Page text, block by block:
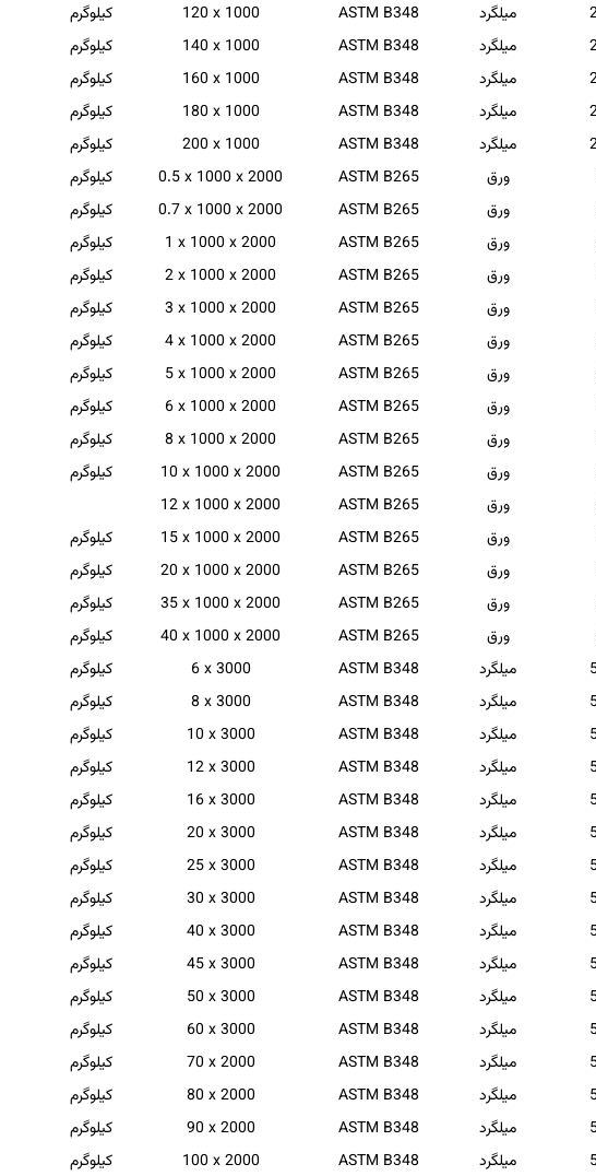
میلگرد ASTM B348
120 x 1000
کیلوگرم
میلگرد ASTM B348
140 x 1000
کیلوگرم
میلگرد ASTM B348
160 x 1000
کیلوگرم
میلگرد ASTM B348
180 x 1000
کیلوگرم
میلگرد ASTM B348
200 x 1000
کیلوگرم
ورق ASTM B265
0.5 x 1000 x 2000
کیلوگرم
ورق ASTM B265
0.7 x 1000 x 2000
کیلوگرم
ورق ASTM B265
1 x 1000 x 2000
کیلوگرم
ورق ASTM B265
2 x 1000 x 2000
کیلوگرم
ورق ASTM B265
3 x 1000 x 2000
کیلوگرم
ورق ASTM B265
4 x 1000 x 2000
کیلوگرم
ورق ASTM B265
5 x 1000 x 2000
کیلوگرم
ورق ASTM B265
6 x 1000 x 2000
کیلوگرم
ورق ASTM B265
8 x 1000 x 2000
کیلوگرم
ورق ASTM B265
10 x 1000 x 2000
کیلوگرم
ورق ASTM B265
12 x 1000 x 2000
ورق ASTM B265
15 x 1000 x 2000
کیلوگرم
ورق ASTM B265
20 x 1000 x 2000
کیلوگرم
ورق ASTM B265
35 x 1000 x 2000
کیلوگرم
ورق ASTM B265
40 x 1000 x 2000
کیلوگرم
میلگرد ASTM B348
6 x 3000
کیلوگرم
میلگرد ASTM B348
8 x 3000
کیلوگرم
میلگرد ASTM B348
10 x 3000
کیلوگرم
میلگرد ASTM B348
12 x 3000
کیلوگرم
میلگرد ASTM B348
16 x 3000
کیلوگرم
میلگرد ASTM B348
20 x 3000
کیلوگرم
میلگرد ASTM B348
25 x 3000
کیلوگرم
میلگرد ASTM B348
30 x 3000
کیلوگرم
میلگرد ASTM B348
40 x 3000
کیلوگرم
میلگرد ASTM B348
45 x 3000
کیلوگرم
میلگرد ASTM B348
50 x 3000
کیلوگرم
میلگرد ASTM B348
60 x 3000
کیلوگرم
میلگرد ASTM B348
70 x 2000
کیلوگرم
میلگرد ASTM B348
80 x 2000
کیلوگرم
میلگرد ASTM B348
90 x 2000
کیلوگرم
میلگرد ASTM B348
100 x 2000
کیلوگرم